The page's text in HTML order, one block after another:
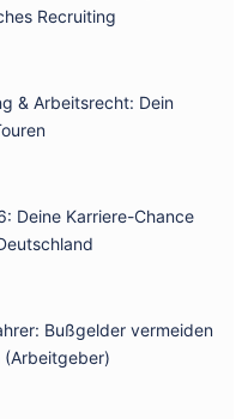
Recruiting
& Arbeitsrecht: Dein
Deine Karriere-Chance
Bußgelder vermeiden
(Arbeitgeber)